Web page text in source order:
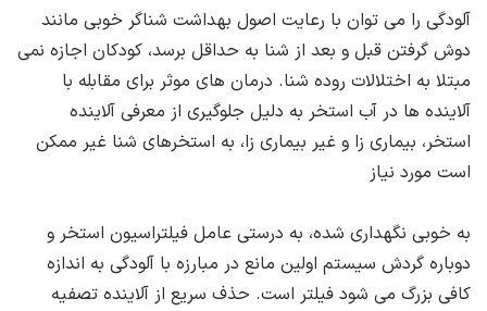
آلودگی را می توان با رعایت اصول بهداشت شناگر خوبی مانند
دوش گرفتن قبل و بعد از شنا به حداقل برسد، کودکان اجازه نمی
مبتلا به اختلالات روده شنا. درمان های موثر برای مقابله با
آلاینده ها در آب استخر به دلیل جلوگیری از معرفی آلاینده
استخر، بیماری زا و غیر بیماری زا، به استخرهای شنا غیر ممکن
است مورد نیاز
به خوبی نگهداری شده، به درستی عامل فیلتراسیون استخر و
دوباره گردش سیستم اولین مانع در مبارزه با آلودگی به اندازه
کافی بزرگ می شود فیلتر است. حذف سریع از آلاینده تصفیه